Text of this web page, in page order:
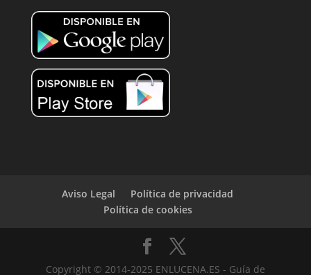
Aviso Legal
Política de privacidad
Política de cookies
Copyright © 2014-2025 ENLUCENA.ES - Guía de